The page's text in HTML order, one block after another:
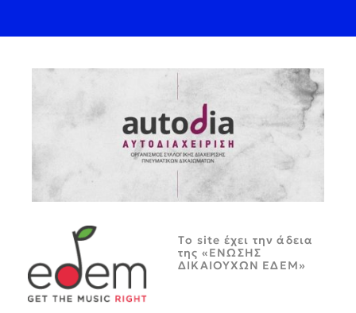
Tο site έχει την άδεια
της «ΕΝΩΣΗΣ
ΔΙΚΑΙΟΥΧΩΝ ΕΔΕΜ»